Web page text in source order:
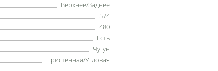
Верхнее/Заднее
574
480
Есть
Чугун
Пристенная/Угловая